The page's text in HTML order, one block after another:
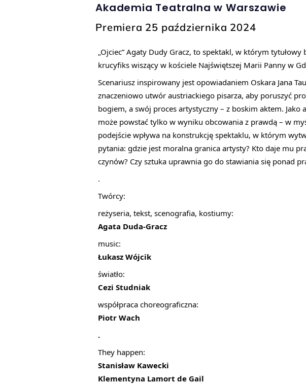
Akademia Teatralna w Warszawie
Premiera 25 października 2024
„Ojciec” Agaty Dudy Gracz, to spektakl, w którym
krucyfiks wiszący w kościele Najświętszej Marii Panny w
Scenariusz inspirowany jest opowiadaniem Oskara Jana
znaczeniowo utwór austriackiego pisarza, aby poruszyć
bogiem, a swój proces artystyczny – z boskim aktem.
może powstać tylko w wyniku obcowania z prawdą – w
podejście wpływa na konstrukcję spektaklu, w którym
pytania: gdzie jest moralna granica artysty? Kto daje mu
czynów? Czy sztuka uprawnia go do stawiania się ponad
.
Twórcy:
reżyseria, tekst, scenografia, kostiumy:
Agata Duda-Gracz
music:
Łukasz Wójcik
światło:
Cezi Studniak
współpraca choreograficzna:
Piotr Wach
.
They happen:
Stanisław Kawecki
Klementyna Lamort de Gail